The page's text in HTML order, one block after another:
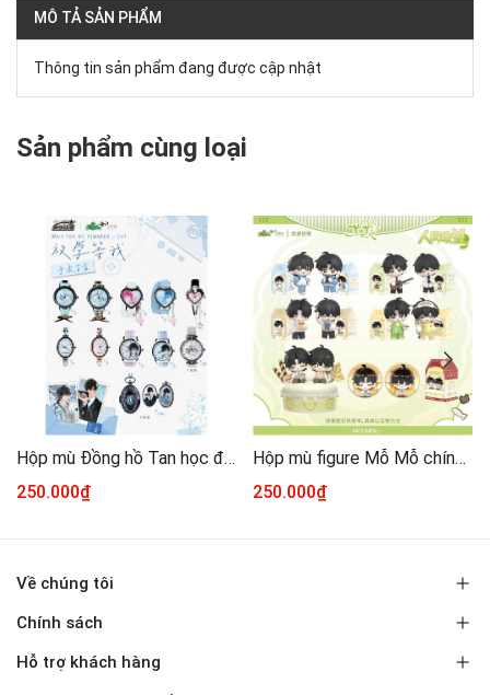
MÔ TẢ SẢN PHẨM
Thông tin sản phẩm đang được cập nhật
Sản phẩm cùng loại
Hộp mù Đồng hồ Tan học đợi tôi chính hãng Mẫu 1
250.000₫
Hộp mù figure Mỗ Mỗ chính hãng Mẫu 1
250.000₫
Về chúng tôi
Chính sách
Hỗ trợ khách hàng